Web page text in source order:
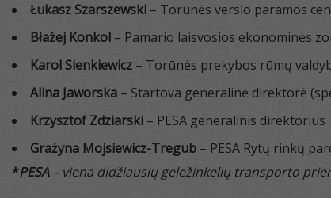
Łukasz Szarszewski – Torūnės verslo paramos
Błażej Konkol – Pamario laisvosios ekonominės
Karol Sienkiewicz – Torūnės prekybos rūmų
Alina Jaworska – Startova generalinė direktorė
Krzysztof Zdziarski – PESA generalinis direktorius
Grażyna Mojsiewicz-Tregub – PESA Rytų rinkų
*PESA – viena didžiausių geležinkelių transporto